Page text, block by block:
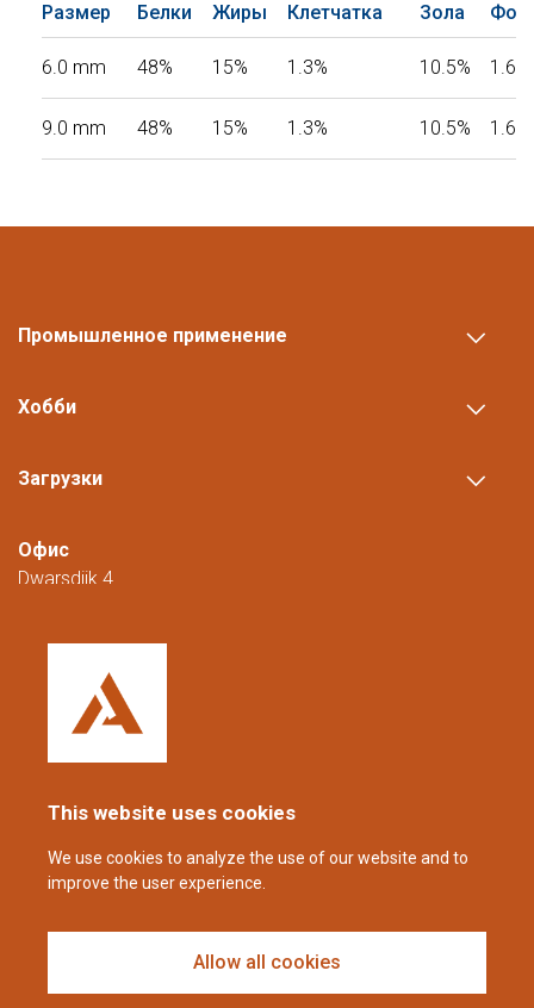
This website uses cookies
We use cookies to analyze the use of our website and to
improve the user experience.
Allow all cookies
Размер Белки Жиры Клетчатка Зола
6.0 mm 48% 15% 1.3% 10.5%
9.0 mm 48% 15% 1.3% 10.5%
Промышленное применение
Хобби
Загрузки
Офис
Dwarsdijk 4
Нидерланды
+31 (0)88 23 42 200
08:00 до 16:00 (CET/CEST).
coppens@alltech.com
Follow us